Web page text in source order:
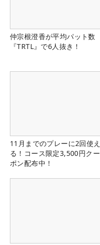
仲宗根澄香が平均パット数
『TRTL』で6人抜き！
11月までのプレーに2回使え
る！コース限定3,500円クー
ポン配布中！